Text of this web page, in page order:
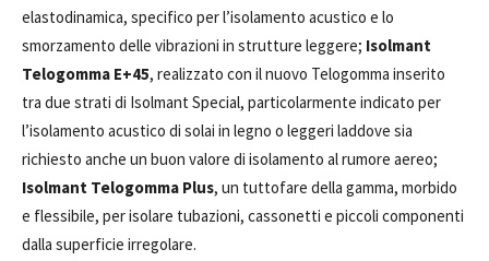
elastodinamica, specifico per l’isolamento acustico e lo
smorzamento delle vibrazioni in strutture leggere; Isolmant
Telogomma E+45, realizzato con il nuovo Telogomma inserito
tra due strati di Isolmant Special, particolarmente indicato per
l’isolamento acustico di solai in legno o leggeri laddove sia
richiesto anche un buon valore di isolamento al rumore aereo;
Isolmant Telogomma Plus, un tuttofare della gamma, morbido
e flessibile, per isolare tubazioni, cassonetti e piccoli componenti
dalla superficie irregolare.